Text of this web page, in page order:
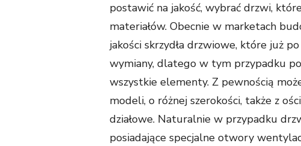
postawić na jakość, wybrać drzwi,
materiałów. Obecnie w marketach
jakości skrzydła drzwiowe, które już
wymiany, dlatego w tym przypadku
wszystkie elementy. Z pewnością
modeli, o różnej szerokości, także z
działowe. Naturalnie w przypadku
posiadające specjalne otwory